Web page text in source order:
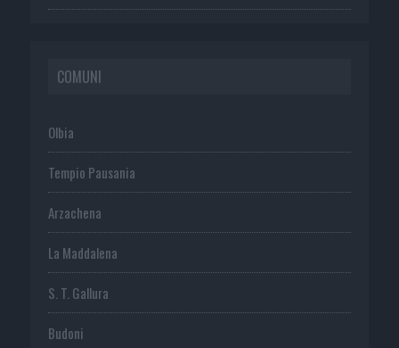
COMUNI
Olbia
Tempio Pausania
Arzachena
La Maddalena
S. T. Gallura
Budoni